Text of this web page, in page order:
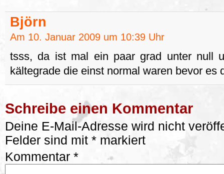
Björn
Am 10. Januar 2009 um 10:39 Uhr
tsss, da ist mal ein paar grad unter null
kältegrade die einst normal waren bevor es
Schreibe einen Kommentar
Deine E-Mail-Adresse wird nicht
Felder sind mit * markiert
Kommentar *